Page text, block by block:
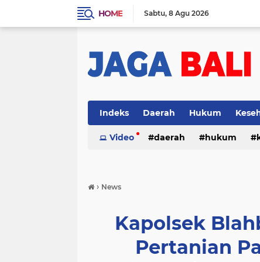
HOME Sabtu 8 Agu 2026
Indeks Daerah Hukum
Video daerah hukum
› News
Kapolsek
Pertanian